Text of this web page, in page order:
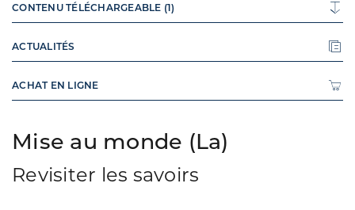
Mise au monde (La)
Revisiter les savoirs
CONTENU TÉLÉCHARGEABLE (1)
ACTUALITÉS
ACHAT EN LIGNE